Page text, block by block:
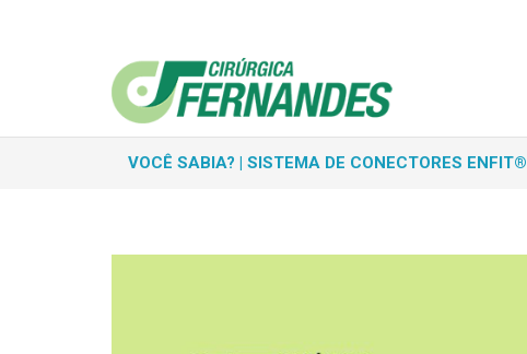
VOCÊ SABIA? | SISTEMA DE CONECTORES ENFIT®